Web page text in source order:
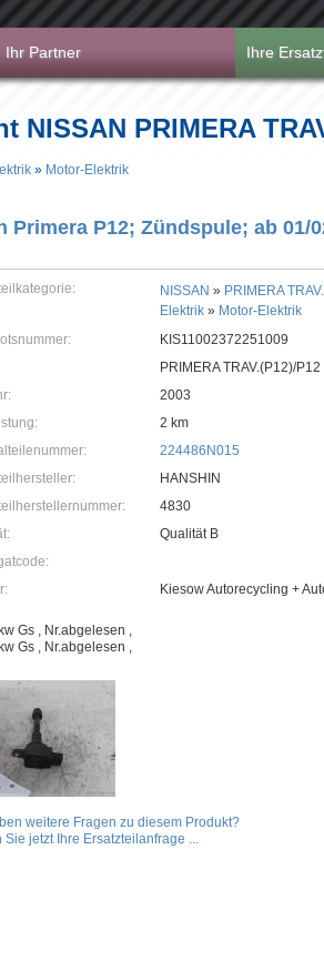
Ihr Partner Ihre
PRIMERA
» Motor-Elektrik
Primera P12; Zündspule; ab 01/
NISSAN » PRIMERA
Elektrik » Motor-Elektrik
KIS11002372251009
PRIMERA TRAV.(P12)/
2003
2 km
224486N015
HANSHIN
4830
Qualität B
Kiesow Autorecycling +
Gs , Nr.abgelesen ,
Gs , Nr.abgelesen ,
weitere Fragen zu diesem Produkt?
Sie jetzt Ihre Ersatzteilanfrage ...